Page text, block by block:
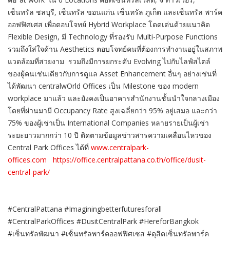
เซ็นทรัล ชลบุรี, เซ็นทรัล ขอนแก่น เซ็นทรัล ภูเก็ต และเซ็นทรัล พาร์ค
ออฟฟิศเศส เพื่อตอบโจทย์ Hybrid Workplace โดดเด่นด้วยแนวคิด
Flexible Design, มี Technology ที่รองรับ Multi-Purpose Functions
รวมถึงใส่ใจด้าน Aesthetics ตอบโจทย์คนที่ต้องการทำงานอยู่ในสภาพ
แวดล้อมที่สวยงาม รวมถึงมีการยกระดับ Evolving ไปกับไลฟ์สไตล์
ของผู้คนเช่นเดียวกับการดูแล Asset Enhancement อื่นๆ อย่างเช่นที่
ได้พัฒนา centralwOrld Offices เป็น Milestone ของ modern
workplace มาแล้ว และยังคงเป็นอาคารสำนักงานชั้นนำใจกลางเมือง
โดยที่ผ่านมามี Occupancy Rate สูงเฉลี่ยกว่า 95% อยู่เสมอ และกว่า
75% ของผู้เช่าเป็น International Companies หลายรายเป็นผู้เช่า
ระยะยาวมากกว่า 10 ปี ติดตามข้อมูลข่าวสารความเคลื่อนไหวของ
Central Park Offices ได้ที่ www.centralpark-
offices.com
https://office.centralpattana.co.th/office/dusit-
central-park/
#CentralPattana #Imaginingbetterfuturesforall
#CentralParkOffices #DusitCentralPark #HereforBangkok
#เซ็นทรัลพัฒนา #เซ็นทรัลพาร์คออฟฟิศเซส #ดุสิตเซ็นทรัลพาร์ค